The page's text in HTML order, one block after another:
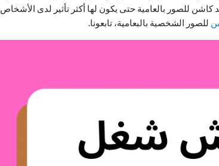
كاشن للصور بالعامية حتى يكون لها أكثر تأثير لدى الأشخاص
للصور الشخصية بالبعامية، تابعونا.